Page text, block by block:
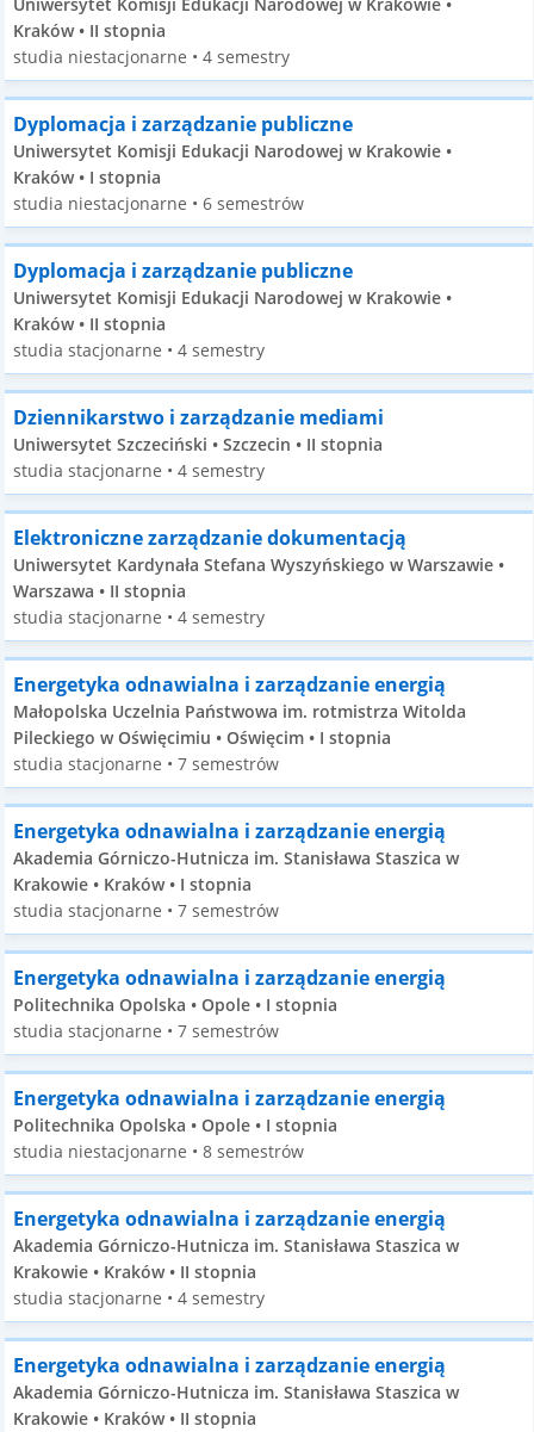
Kraków • II stopnia
studia niestacjonarne • 4 semestry
Dyplomacja i zarządzanie publiczne
Uniwersytet Komisji Edukacji Narodowej w Krakowie •
Kraków • I stopnia
studia niestacjonarne • 6 semestrów
Dyplomacja i zarządzanie publiczne
Uniwersytet Komisji Edukacji Narodowej w Krakowie •
Kraków • II stopnia
studia stacjonarne • 4 semestry
Dziennikarstwo i zarządzanie mediami
Uniwersytet Szczeciński • Szczecin • II stopnia
studia stacjonarne • 4 semestry
Elektroniczne zarządzanie dokumentacją
Uniwersytet Kardynała Stefana Wyszyńskiego w Warszawie •
Warszawa • II stopnia
studia stacjonarne • 4 semestry
Energetyka odnawialna i zarządzanie energią
Małopolska Uczelnia Państwowa im. rotmistrza Witolda
Pileckiego w Oświęcimiu • Oświęcim • I stopnia
studia stacjonarne • 7 semestrów
Energetyka odnawialna i zarządzanie energią
Akademia Górniczo-Hutnicza im. Stanisława Staszica w
Krakowie • Kraków • I stopnia
studia stacjonarne • 7 semestrów
Energetyka odnawialna i zarządzanie energią
Politechnika Opolska • Opole • I stopnia
studia stacjonarne • 7 semestrów
Energetyka odnawialna i zarządzanie energią
Politechnika Opolska • Opole • I stopnia
studia niestacjonarne • 8 semestrów
Energetyka odnawialna i zarządzanie energią
Akademia Górniczo-Hutnicza im. Stanisława Staszica w
Krakowie • Kraków • II stopnia
studia stacjonarne • 4 semestry
Energetyka odnawialna i zarządzanie energią
Akademia Górniczo-Hutnicza im. Stanisława Staszica w
Krakowie • Kraków • II stopnia